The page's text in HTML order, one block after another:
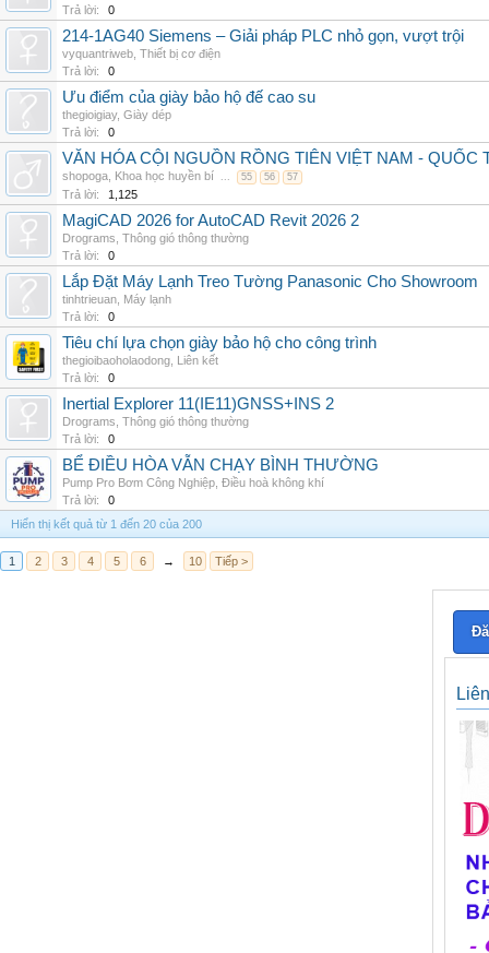
Trả lời:
0
214-1AG40 Siemens – Giải pháp PLC nhỏ gọn, vượt trội
vyquantriweb Thiết bị cơ điện
Trả lời:
0
Ưu điểm của giày bảo hộ đế cao su
thegioigiay, Giày dép
Trả lời:
0
VĂN HÓA CỘI NGUỒN RỒNG TIÊN VIỆT NAM -
shopoga Khoa học huyền bí ... 55 56 57
Trả lời: 1,125
MagiCAD 2026 for AutoCAD Revit 2026 2
Drograms Thông gió thông thường
Trả lời:
0
Lắp Đặt Máy Lạnh Treo Tường Panasonic Cho Showroom
tinhtrieuan Máy lạnh
Trả lời:
0
Tiêu chí lựa chọn giày bảo hộ cho công trình
thegioibaoholaodong Liên kết
Trả lời:
0
Inertial Explorer 11(IE11)GNSS+INS 2
Drograms Thông gió thông thường
Trả lời:
0
BỂ ĐIỀU HÒA VẪN CHẠY BÌNH THƯỜNG
Pump Pro Bơm Công Nghiệp Điều hoà không khí
Trả lời:
0
Hiển thị kết quả từ 1 đến 20 của 200
1 2 3 4 5 6 → 10 Tiếp >